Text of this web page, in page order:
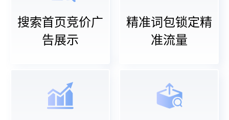
搜索首页竞价广
告展示
精准词包锁定精
准流量